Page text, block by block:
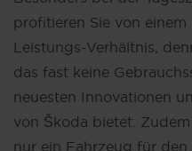
profitieren Sie von einem
Leistungs-Verhältnis,
das fast keine
neuesten Innovationen
von Škoda bietet.
nur ein Fahrzeug für